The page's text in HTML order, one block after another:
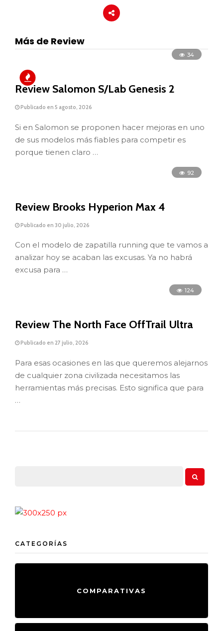
Más de Review
34
Review Salomon S/Lab Genesis 2
Publicado en 5 agosto, 2026
Si en Salomon se proponen hacer mejoras en uno
de sus modelos más fiables para competir es
porque tienen claro …
92
Review Brooks Hyperion Max 4
Publicado en 30 julio, 2026
Con el modelo de zapatilla running que te vamos a
analizar hoy se acaban las excusas. Ya no habrá
excusa para …
124
Review The North Face OffTrail Ultra
Publicado en 27 julio, 2026
Para esas ocasiones en las que queremos alejarnos
de cualquier zona civilizada necesitamos las
herramientas más precisas. Esto significa que para
…
CATEGORÍAS
COMPARATIVAS